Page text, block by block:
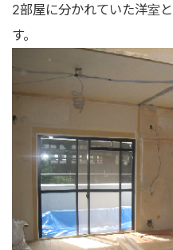
2部屋に分かれていた洋室
す。